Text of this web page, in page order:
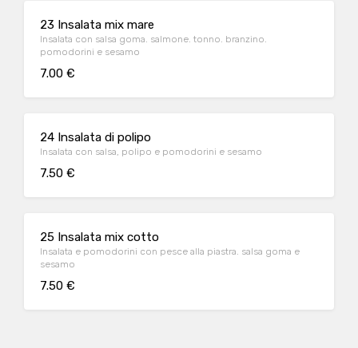
23 Insalata mix mare
Insalata con salsa goma. salmone. tonno. branzino.
pomodorini e sesamo
7.00 €
24 Insalata di polipo
Insalata con salsa, polipo e pomodorini e sesamo
7.50 €
25 Insalata mix cotto
Insalata e pomodorini con pesce alla piastra. salsa goma e
sesamo
7.50 €